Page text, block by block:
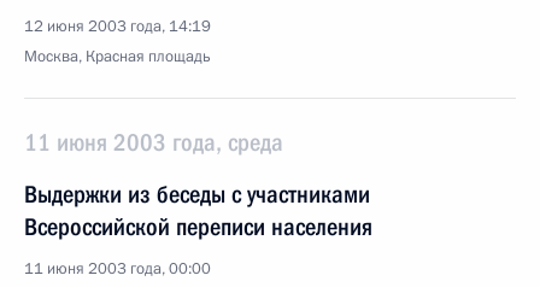
12 июня 2003 года, 14:19
Москва, Красная площадь
11 июня 2003 года, среда
Выдержки из беседы с участниками
Всероссийской переписи населения
11 июня 2003 года, 00:00